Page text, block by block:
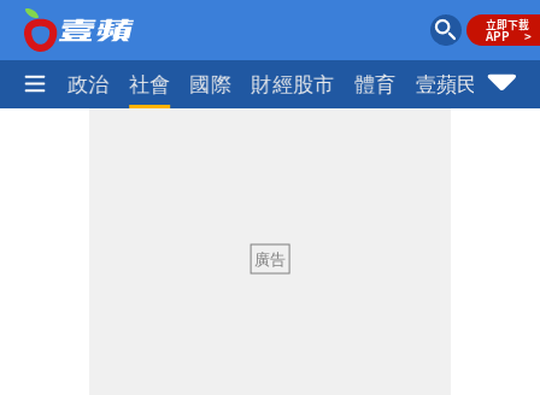
生活 政治 社會 國際 財經股市 體育 壹蘋民調
變強」 路徑分歧藏警訊：不利強度維持
高希均辭世享耆壽90歲 畢生推動閱讀